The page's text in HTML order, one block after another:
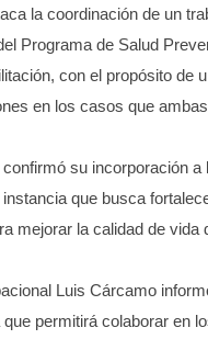
la coordinación de un
Programa de Salud
con el propósito de
en los casos que
su incorporación a
que busca
mejorar la calidad de vida
Luis Cárcamo
permitirá colaborar en